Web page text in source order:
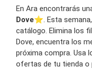
En Ara encontrarás
Dove⭐️. Esta
catálogo. Elimina los
Dove, encuentra los
próxima compra. Usa
ofertas de tu tienda o